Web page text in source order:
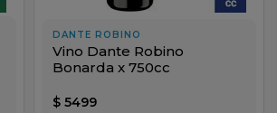
DANTE ROBINO
Vino Dante Robino
Bonarda x 750cc
$ 5499